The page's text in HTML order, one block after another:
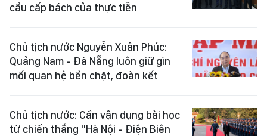
cầu cấp bách của thực tiễn
Chủ tịch nước Nguyễn Xuân Phúc:
Quảng Nam - Đà Nẵng luôn giữ gìn
mối quan hệ bền chặt, đoàn kết
Chủ tịch nước: Cần vận dụng bài học
từ chiến thắng "Hà Nội - Điện Biên